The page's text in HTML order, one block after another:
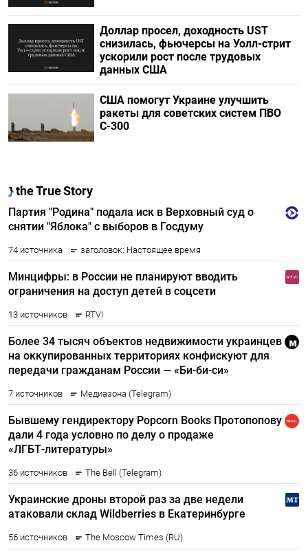
Доллар просел, доходность UST
снизилась, фьючерсы на Уолл-стрит
ускорили рост после трудовых
данных США
США помогут Украине улучшить
ракеты для советских систем ПВО
С-300